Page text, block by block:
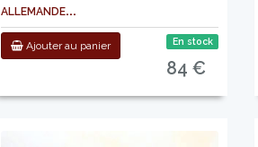
allemande...
Ajouter au panier En stock
84 €